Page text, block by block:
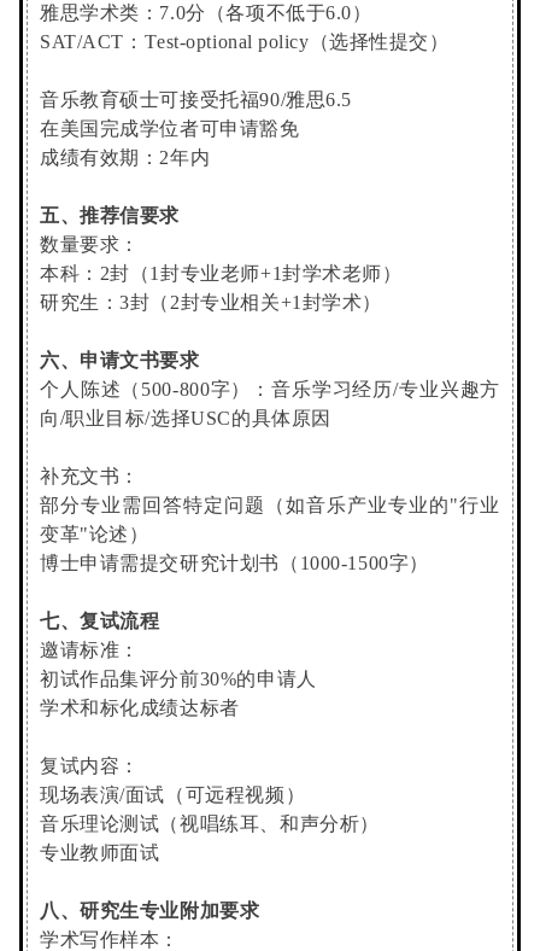
雅思学术类：7.0分（各项不低于6.0）
SAT/ACT：Test-optional policy（选择性提交）
音乐教育硕士可接受托福90/雅思6.5
在美国完成学位者可申请豁免
成绩有效期：2年内
五、推荐信要求
数量要求：
本科：2封（1封专业老师+1封学术老师）
研究生：3封（2封专业相关+1封学术）
六、申请文书要求
个人陈述（500-800字）：音乐学习经历/专业兴趣方
向/职业目标/选择USC的具体原因
补充文书：
部分专业需回答特定问题（如音乐产业专业的"行业
变革"论述）
博士申请需提交研究计划书（1000-1500字）
七、复试流程
邀请标准：
初试作品集评分前30%的申请人
学术和标化成绩达标者
复试内容：
现场表演/面试（可远程视频）
音乐理论测试（视唱练耳、和声分析）
专业教师面试
八、研究生专业附加要求
学术写作样本：